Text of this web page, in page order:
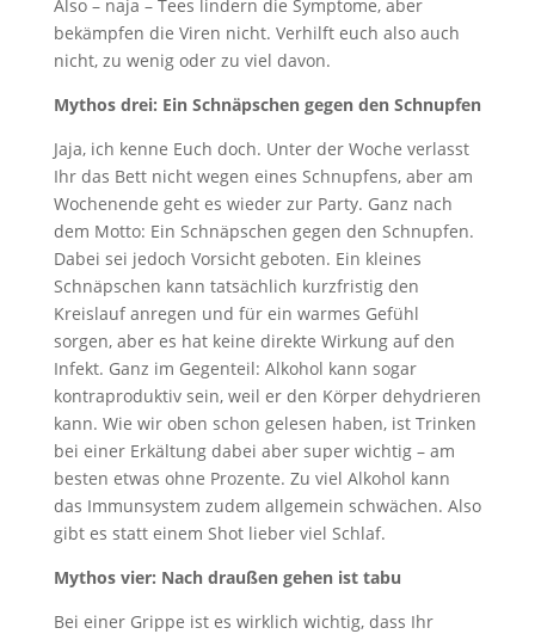
Also – naja – Tees lindern die Symptome, aber
bekämpfen die Viren nicht. Verhilft euch also auch
nicht, zu wenig oder zu viel davon.
Mythos drei: Ein Schnäpschengegen den Schnupfen
Jaja, ich kenne Euch doch. Unter der Woche verlasst
Ihr das Bett nicht wegen eines Schnupfens, aber am
Wochenende geht es wieder zur Party. Ganz nach
dem Motto: Ein Schnäpschen gegen den Schnupfen.
Dabei sei jedoch Vorsicht geboten. Ein kleines
Schnäpschen kann tatsächlich kurzfristig den
Kreislauf anregen und für ein warmes Gefühl
sorgen, aber es hat keine direkte Wirkung auf den
Infekt. Ganz im Gegenteil: Alkohol kann sogar
kontraproduktiv sein, weil er den Körper dehydrieren
kann. Wie wir oben schon gelesen haben, ist Trinken
bei einer Erkältung dabei aber super wichtig – am
besten etwas ohne Prozente. Zu viel Alkohol kann
das Immunsystem zudem allgemein schwächen. Also
gibt es statt einem Shot lieber viel Schlaf.
Mythos vier: Nach draußen gehen ist tabu
Bei einer Grippe ist es wirklich wichtig, dass Ihr